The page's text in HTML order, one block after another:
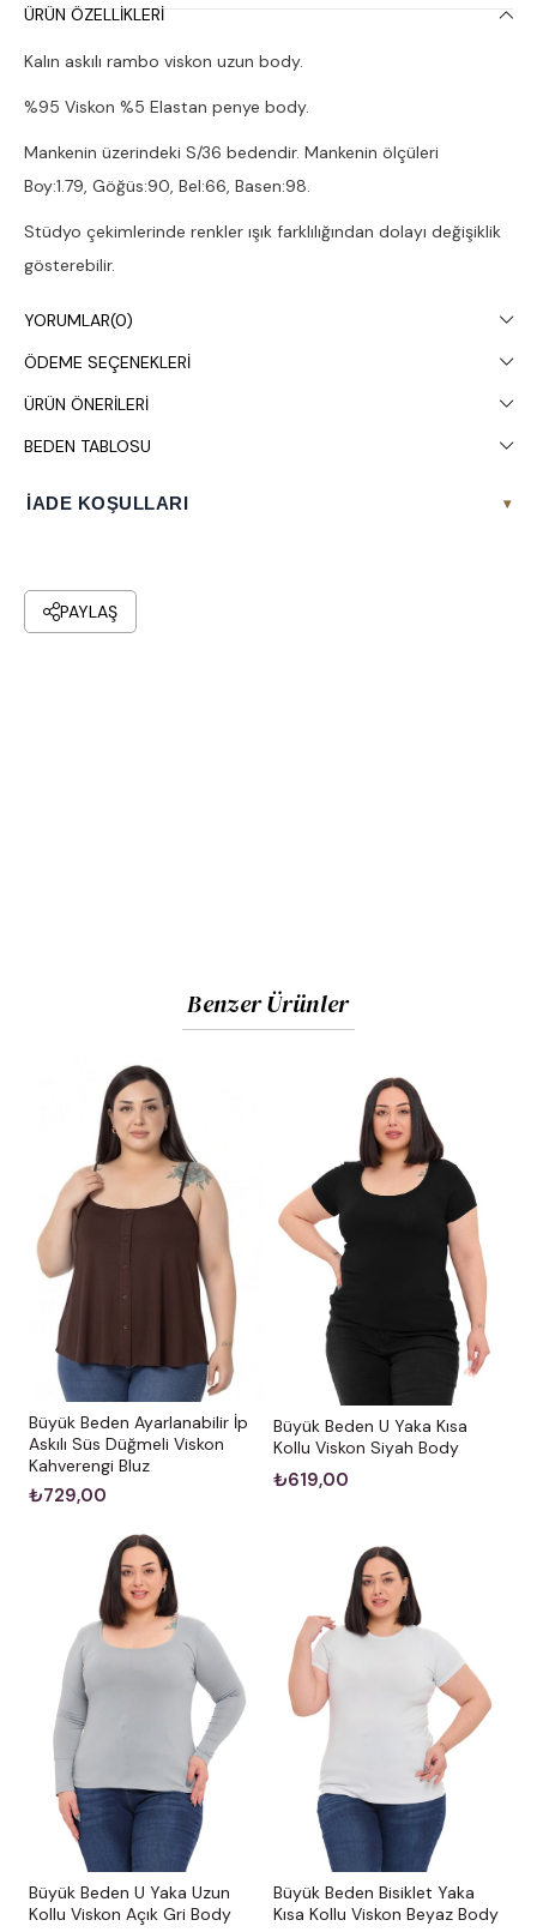
ÜRÜN ÖZELLIKLERI
Kalın askılı rambo viskon uzun body.
%95 Viskon %5 Elastan penye body.
Mankenin üzerindeki S/36 bedendir. Mankenin ölçüleri
Boy:1.79, Göğüs:90, Bel:66, Basen:98.
Stüdyo çekimlerinde renkler ışık farklılığından dolayı değişiklik
gösterebilir.
Çamaşır makinesinde 30° yıkanması tavsiye edilir.
YORUMLAR(0)
ÖDEME SEÇENEKLERI
ÜRÜN ÖNERILERI
BEDEN TABLOSU
İADE KOŞULLARI ▾
PAYLAŞ
Benzer Ürünler
Büyük Beden Ayarlanabilir İp
Askılı Süs Düğmeli Viskon
Kahverengi Bluz
₺729,00
Büyük Beden U Yaka Kısa
Kollu Viskon Siyah Body
₺619,00
Büyük Beden U Yaka Uzun
Kollu Viskon Açık Gri Body
Büyük Beden Bisiklet Yaka
Kısa Kollu Viskon Beyaz Body